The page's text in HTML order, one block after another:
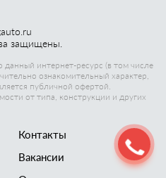
защищены.
интернет-ресурс (в том числе
ознакомительный характер,
публичной офертой.
от типа, конструкции и других
Контакты
Вакансии